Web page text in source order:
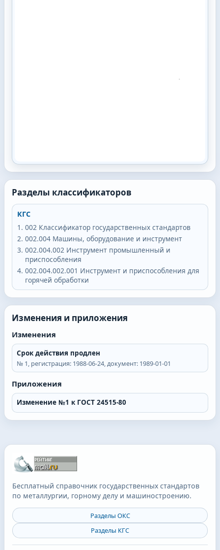
Разделы классификаторов
КГС
002 Классификатор государственных стандартов
002.004 Машины, оборудование и инструмент
002.004.002 Инструмент промышленный и
приспособления
002.004.002.001 Инструмент и приспособления для
горячей обработки
Изменения и приложения
Изменения
Срок действия продлен
№ 1, регистрация: 1988-06-24, документ: 1989-01-01
Приложения
Изменение №1 к ГОСТ 24515-80
Бесплатный справочник государственных стандартов
по металлургии, горному делу и машиностроению.
Разделы ОКС
Разделы КГС